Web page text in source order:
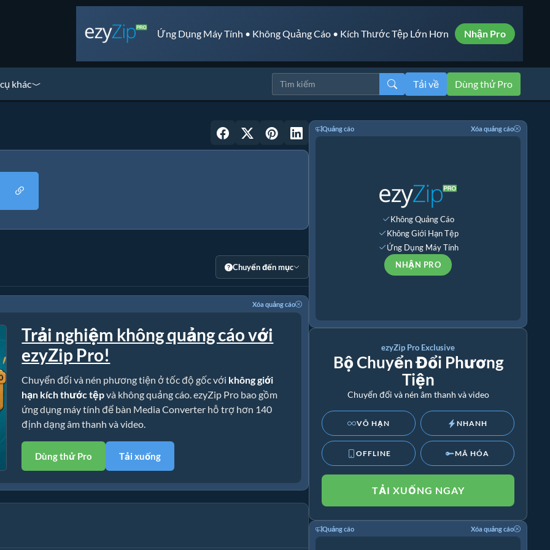
Ứng Dụng Máy Tính • Không Quảng Cáo • Kích Thước Tệp Lớn Hơn Nhận Pro
khác Tải về Dùng thử Pro
Chuyển đến mục
Xóa quảng cáo
Trải nghiệm không quảng cáo với
ezyZip Pro!
Chuyển đổi và nén phương tiện ở tốc độ gốc với không giới
hạn kích thước tệpvà không quảng cáo. ezyZip Pro bao gồm
ứng dụng máy tính để bàn Media Converter hỗ trợ hơn 140
định dạng âm thanh và video.
Dùng thử Pro Tải xuống
Quảng cáo Xóa quảng cáo
Không Quảng Cáo
Không Giới Hạn Tệp
Ứng Dụng Máy Tính
NHẬN PRO
ezyZip Pro Exclusive
Bộ Chuyển Đổi Phương
Tiện
Chuyển đổi và nén âm thanh và video
VÔ HẠN NHANH
OFFLINE MÃ HÓA
TẢI XUỐNG NGAY
Quảng cáo Xóa quảng cáo